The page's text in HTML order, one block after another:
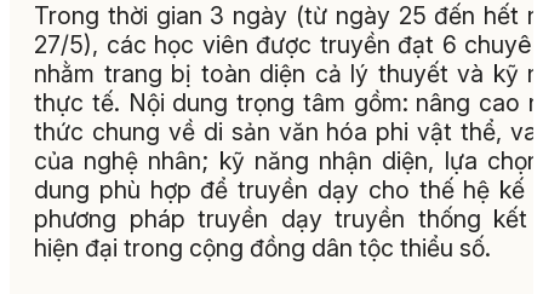
Trong thời gian 3 ngày (từ ngày 25 đến hết
27/5), các học viên được truyền đạt 6
nhằm trang bị toàn diện cả lý thuyết và kỹ
thực tế. Nội dung trọng tâm gồm: nâng cao
thức chung về di sản văn hóa phi vật thể,
của nghệ nhân; kỹ năng nhận diện, lựa
dung phù hợp để truyền dạy cho thế hệ kế
phương pháp truyền dạy truyền thống kết
hiện đại trong cộng đồng dân tộc thiểu số.